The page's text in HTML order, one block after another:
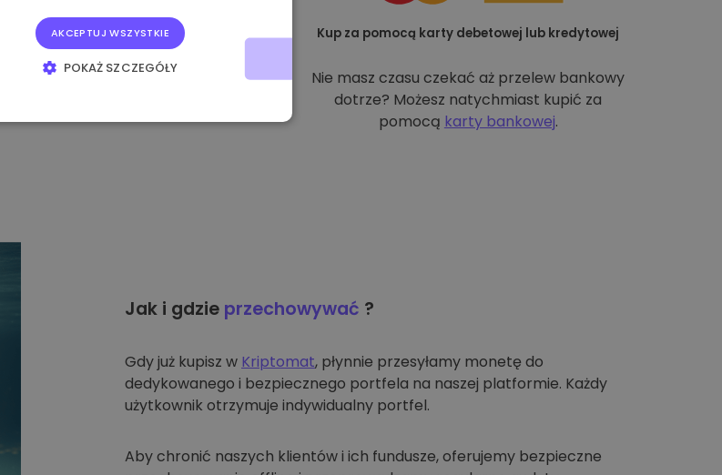
Kup za pomocą karty debetowej lub kredytowej
Nie masz czasu czekać aż przelew bankowy
dotrze? Możesz natychmiast kupić za
pomocą karty bankowej.
Jak i gdzie przechowywać ?
Gdy już kupisz w Kriptomat, płynnie przesyłamy monetę do
dedykowanego i bezpiecznego portfela na naszej platformie. Każdy
użytkownik otrzymuje indywidualny portfel.
Aby chronić naszych klientów i ich fundusze, oferujemy bezpieczne
AKCEPTUJ WSZYSTKIE
POKAŻ SZCZEGÓŁY